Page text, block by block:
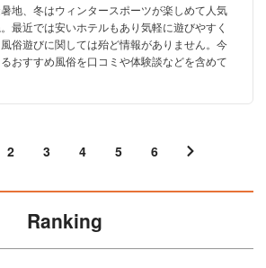
地、冬はウィンタースポーツが楽しめて人気
最近では安いホテルもあり気軽に遊びやすく
俗遊びに関しては殆ど情報がありません。今
おすすめ風俗を口コミや体験談などを含めて
2 3 4 5 6
Ranking